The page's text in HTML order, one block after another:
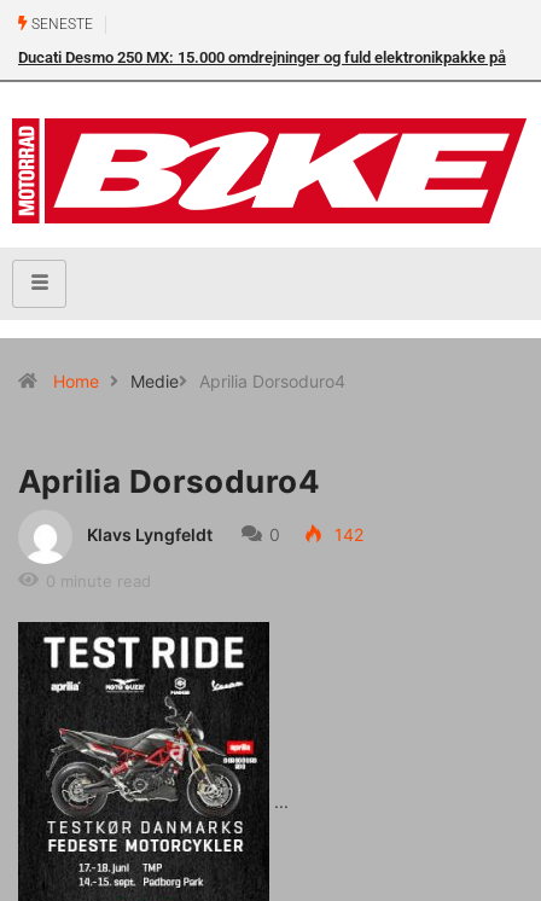
SENESTE
Ducati Desmo 250 MX: 15.000 omdrejninger og fuld elektronikpakke på
Home Medie Aprilia Dorsoduro4
Aprilia Dorsoduro4
Klavs Lyngfeldt 0 142
0 minute read